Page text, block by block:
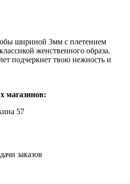
шириной 3мм с плетением
женственного образа.
подчеркнет твою нежность и
магазинов:
57
заказов